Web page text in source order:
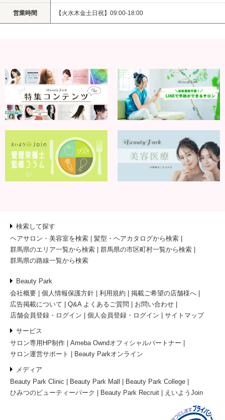
営業時間 【火水木金土日祝】09:00-18:00
検索して探す
ヘアサロン・美容室を検索
髪型・ヘアカタログから検索
群馬県のエリア一覧から検索
群馬県の市区町村一覧から検索
群馬県の路線一覧から検索
Beauty Park
会社概要
個人情報保護方針 利用規約
掲載ご希望の店舗様へ
広告掲載について
Q&A よくあるご質問
お問い合わせ
店舗会員登録・ログイン
個人会員登録・ログイン サイトマップ
サービス
サロン専用HP制作
Ameba Owndオフィシャルパートナー
サロン運営サポート
Beauty Parkオンライン
メディア
Beauty Park Clinic
Beauty Park Mall
Beauty Park College
ひみつのビューティーパーク
Beauty Park Recruit えいようJoin